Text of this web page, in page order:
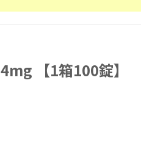
【1箱100錠】